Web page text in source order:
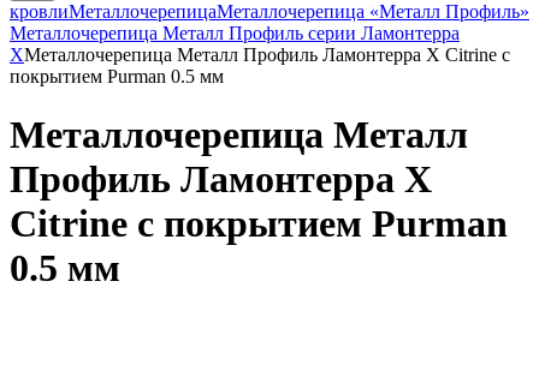
кровлиМеталлочерепицаМеталлочерепица «Металл Профиль»
Металлочерепица Металл Профиль серии Ламонтерра
ХМеталлочерепица Металл Профиль Ламонтерра X Citrine с
покрытием Purman 0.5 мм
Металлочерепица Металл
Профиль Ламонтерра X
Citrine с покрытием Purman
0.5 мм